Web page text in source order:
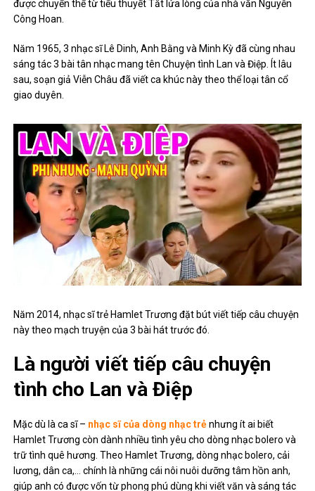
được chuyển thể từ tiểu thuyết Tắt lửa lòng của nhà văn Nguyễn
Công Hoan.
Năm 1965, 3 nhạc sĩ Lê Dinh, Anh Bằng và Minh Kỳ đã cùng nhau
sáng tác 3 bài tân nhạc mang tên Chuyện tình Lan và Điệp. Ít lâu
sau, soạn giả Viễn Châu đã viết ca khúc này theo thể loại tân cổ
giao duyên.
Năm 2014, nhạc sĩ trẻ Hamlet Trương đặt bút viết tiếp câu chuyện
này theo mạch truyện của 3 bài hát trước đó.
Là người viết tiếp câu chuyện
tình cho Lan và Điệp
Mặc dù là ca sĩ – nhạc sĩ của dòng nhạc trẻnhưng ít ai biết
Hamlet Trương còn dành nhiều tình yêu cho dòng nhạc bolero và
trữ tình quê hương. Theo Hamlet Trương, dòng nhạc bolero, cải
lương, dân ca,… chính là những cái nôi nuôi dưỡng tâm hồn anh,
giúp anh có được vốn từ phong phú dùng khi viết văn và sáng tác